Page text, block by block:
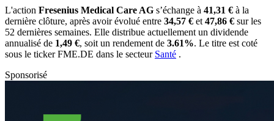
L'action Fresenius Medical Care AG s’échange à 41,31 € à la
dernière clôture, après avoir évolué entre 34,57 € et 47,86 € sur les
52 dernières semaines. Elle distribue actuellement un dividende
annualisé de 1,49 €, soit un rendement de 3.61%. Le titre est coté
sous le tickerFME.DE dans le secteur Santé .
Sponsorisé